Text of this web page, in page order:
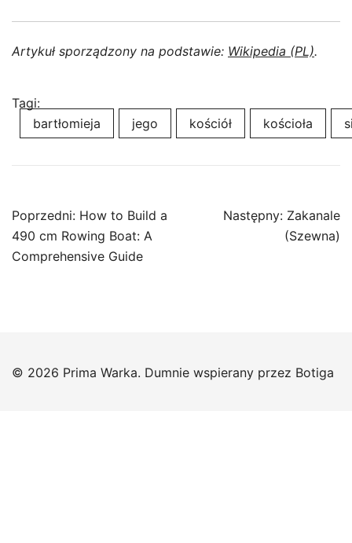
Artykuł sporządzony na podstawie: Wikipedia (PL).
Tagi:
bartłomieja
jego kościół kościoła
Nawigacja
wpisu
Poprzedni: How to Build a
490 cm Rowing Boat: A
Comprehensive Guide
Następny: Zakanale
(Szewna)
© 2026 Prima Warka. Dumnie wspierany przez Botiga